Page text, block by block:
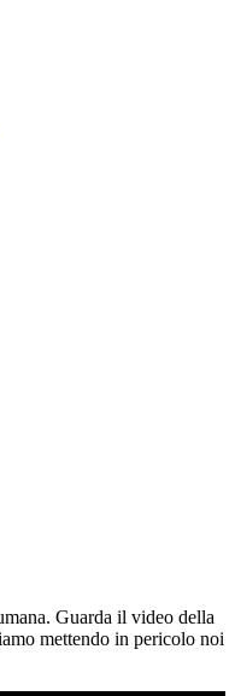
Guarda il video della
mettendo in pericolo noi